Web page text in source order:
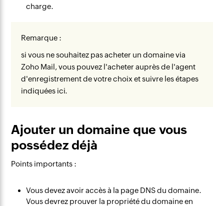
charge.
Remarque :
si vous ne souhaitez pas acheter un domaine via
Zoho Mail, vous pouvez l'acheter auprès de l'agent
d'enregistrement de votre choix et suivre les étapes
indiquées ici.
Ajouter un domaine que vous
possédez déjà
Points importants :
Vous devez avoir accès à la page DNS du domaine.
Vous devrez prouver la propriété du domaine en